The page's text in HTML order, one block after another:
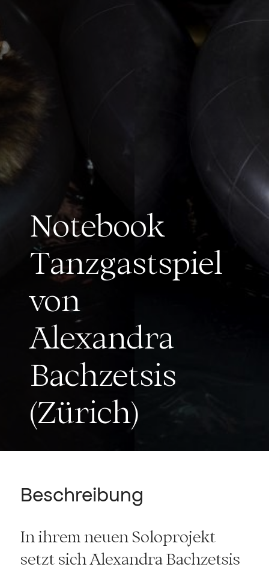
Notebook
Tanzgastspiel
von
Alexandra
Bachzetsis
(Zürich)
Beschreibung
In ihrem neuen Soloprojekt
setzt sich Alexandra Bachzetsis